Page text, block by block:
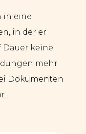
in eine
in der er
keine
mehr
Dokumenten